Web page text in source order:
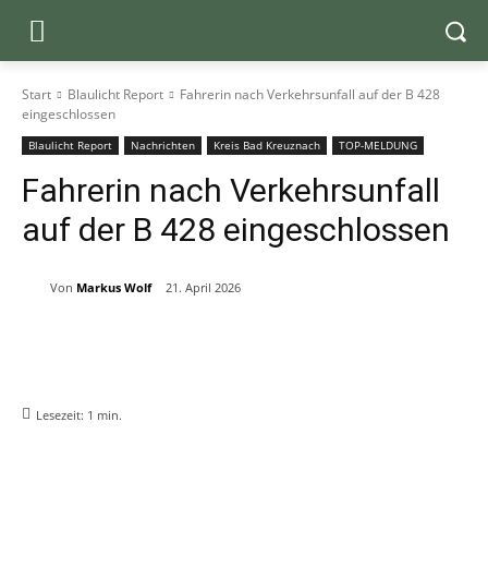
Start Blaulicht Report
Fahrerin nach Verkehrsunfall auf der B 428
eingeschlossen
Blaulicht Report Nachrichten Kreis Bad Kreuznach TOP-MELDUNG
Fahrerin nach Verkehrsunfall
auf der B 428 eingeschlossen
Von Markus Wolf 21. April 2026
Lesezeit: 1 min.